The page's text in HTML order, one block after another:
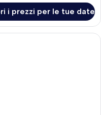
i prezzi per le tue date
camera da letto moderna con